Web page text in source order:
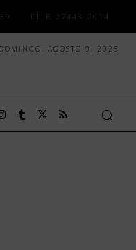
DL B 27443-2014
DOMINGO, AGOSTO 9, 2026